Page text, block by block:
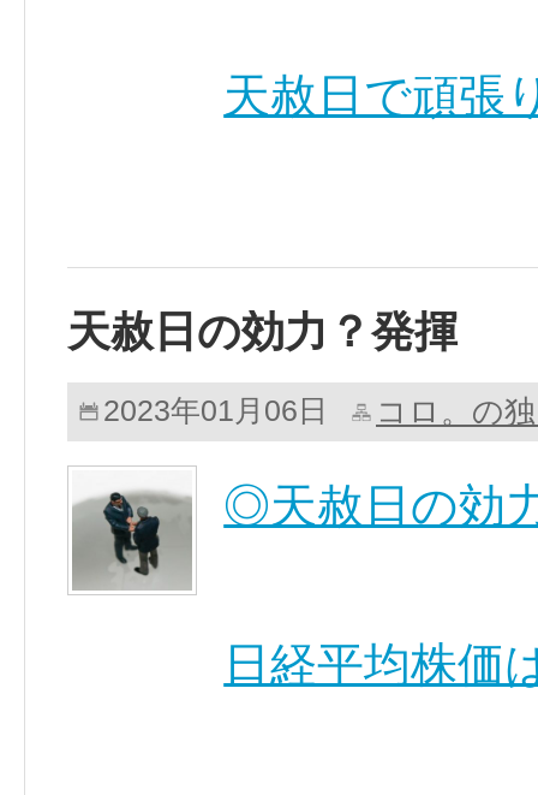
天赦日で頑
天赦日の効力？発揮
2023年01月06日 コロ。の
◎天赦日の効
日経平均株価